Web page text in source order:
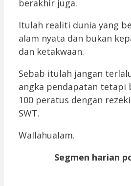
berakhir juga.
Itulah realiti dunia yang
alam nyata dan bukan
dan ketakwaan.
Sebab itulah jangan
angka pendapatan tetapi
100 peratus dengan
SWT.
Wallahualam.
Segmen harian